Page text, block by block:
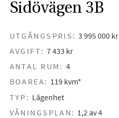
Sidövägen 3B
UTGÅNGSPRIS: 3 995 000 kr
AVGIFT: 7 433 kr
ANTAL RUM: 4
BOAREA: 119 kvm*
TYP: Lägenhet
VÅNINGSPLAN: 1,2 av 4